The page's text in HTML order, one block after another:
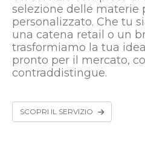
selezione delle materie
personalizzato. Che tu
una catena retail o un
trasformiamo la tua
pronto per il mercato,
contraddistingue.
SCOPRI IL SERVIZIO